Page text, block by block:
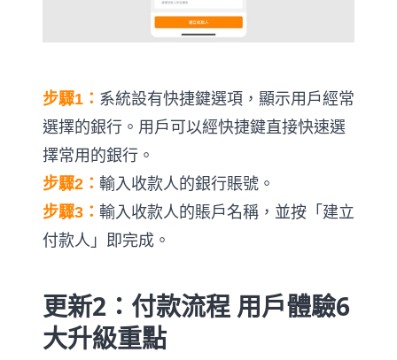
步驟1： 系統設有快捷鍵選項，顯示用戶經常
選擇的銀行。用戶可以經快捷鍵直接快速選
擇常用的銀行。
步驟2： 輸入收款人的銀行賬號。
步驟3： 輸入收款人的賬戶名稱，並按「建立
付款人」即完成。
更新2：付款流程 用戶體驗6
大升級重點